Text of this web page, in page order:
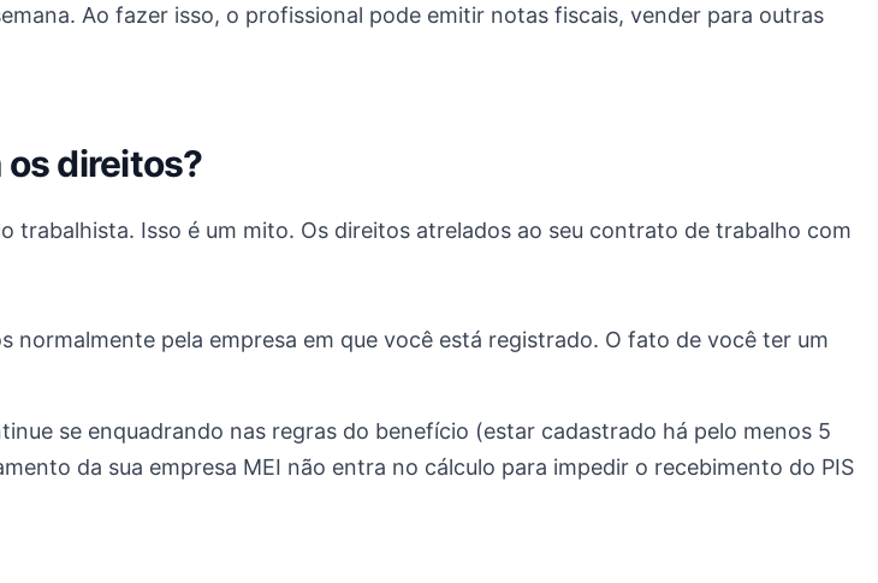
Ao fazer isso, o profissional pode emitir notas fiscais, vender para outras
os direitos?
trabalhista. Isso é um mito. Os direitos atrelados ao seu contrato de trabalho com
normalmente pela empresa em que você está registrado. O fato de você ter um
se enquadrando nas regras do benefício (estar cadastrado há pelo menos 5
da sua empresa MEI não entra no cálculo para impedir o recebimento do PIS